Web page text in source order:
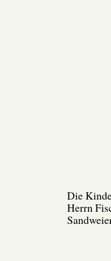
Die
Herrn